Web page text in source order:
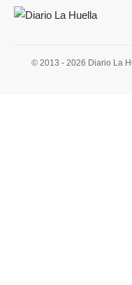
© 2013 - 2026 Diario La